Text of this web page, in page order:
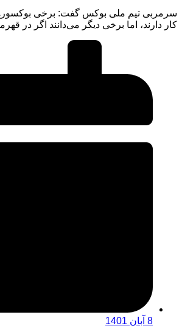
سرمربی تیم ملی بوکس گفت: برخی
کار دارند، اما برخی دیگر می‌دانند اگر در
8 آبان 1401